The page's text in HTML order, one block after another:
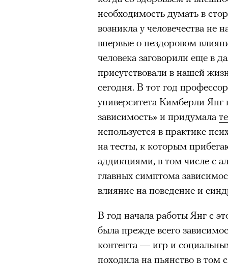
00:00 / 00:00
необходимость думать в
возникла у человечества не
впервые о нездоровом
человека заговорили еще в
присутствовали в нашей
сегодня. В тот год
университета Кимберли Янг
зависимость» и придумала
используется в практике
на тесты, к которым
аддикциями, в том числе с
главных симптома
влияние на поведение и
В год начала работы Янг с
была прежде всего
контента — игр и
походила на пьянство в том
человеком, дважды
планеты без использования
Нирмал Пурджа после рекордного
мира. Катманду, 2019 год